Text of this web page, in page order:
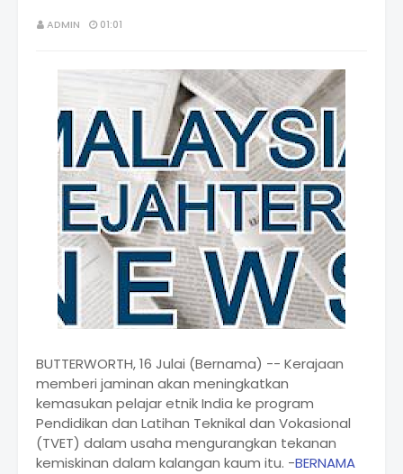
ADMIN 01:01
BUTTERWORTH, 16 Julai (Bernama) -- Kerajaan
memberi jaminan akan meningkatkan
kemasukan pelajar etnik India ke program
Pendidikan dan Latihan Teknikal dan Vokasional
(TVET) dalam usaha mengurangkan tekanan
kemiskinan dalam kalangan kaum itu. -BERNAMA